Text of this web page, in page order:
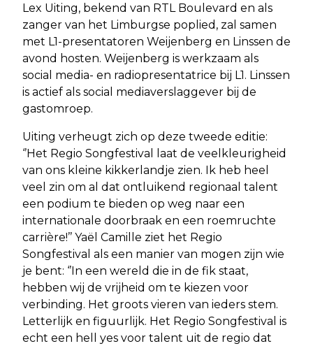
Lex Uiting, bekend van RTL Boulevard en als
zanger van het Limburgse poplied, zal samen
met L1-presentatoren Weijenberg en Linssen de
avond hosten. Weijenberg is werkzaam als
social media- en radiopresentatrice bij L1. Linssen
is actief als social mediaverslaggever bij de
gastomroep.
Uiting verheugt zich op deze tweede editie:
‘’Het Regio Songfestival laat de veelkleurigheid
van ons kleine kikkerlandje zien. Ik heb heel
veel zin om al dat ontluikend regionaal talent
een podium te bieden op weg naar een
internationale doorbraak en een roemruchte
carrière!’’ Yaël Camille ziet het Regio
Songfestival als een manier van mogen zijn wie
je bent: ‘’In een wereld die in de fik staat,
hebben wij de vrijheid om te kiezen voor
verbinding. Het groots vieren van ieders stem.
Letterlijk en figuurlijk. Het Regio Songfestival is
echt een hell yes voor talent uit de regio dat